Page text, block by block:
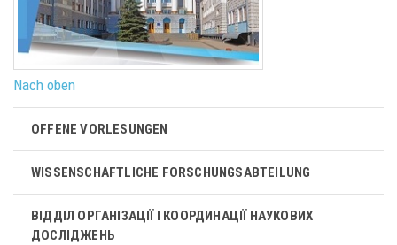
Nach oben
OFFENE VORLESUNGEN
WISSENSCHAFTLICHE FORSCHUNGSABTEILUNG
ВІДДІЛ ОРГАНІЗАЦІЇ І КООРДИНАЦІЇ НАУКОВИХ
ДОСЛІДЖЕНЬ